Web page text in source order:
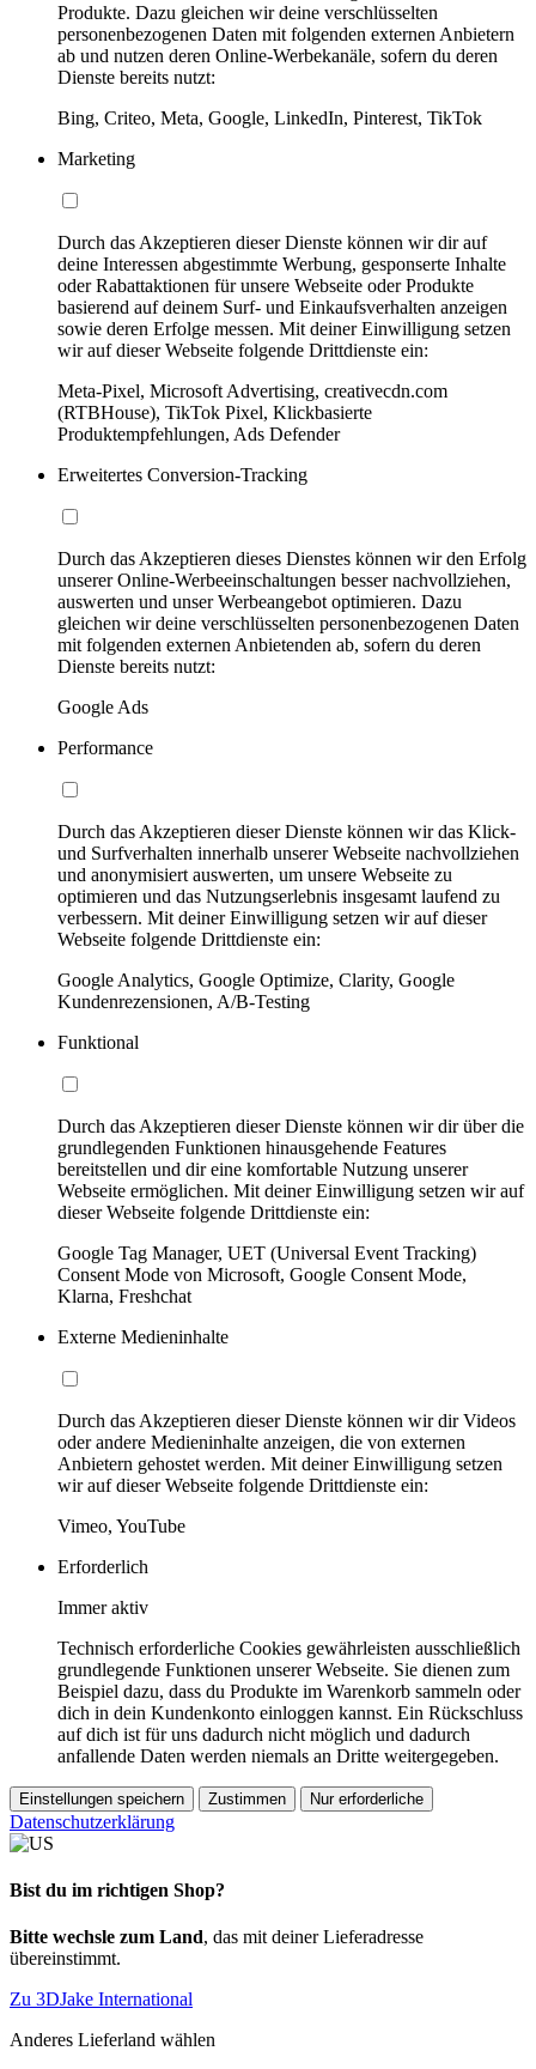
Produkte. Dazu gleichen wir deine verschlüsselten
personenbezogenen Daten mit folgenden externen Anbietern
ab und nutzen deren Online-Werbekanäle, sofern du deren
Dienste bereits nutzt:
Bing, Criteo, Meta, Google, LinkedIn, Pinterest, TikTok
Marketing
Durch das Akzeptieren dieser Dienste können wir dir auf
deine Interessen abgestimmte Werbung, gesponserte Inhalte
oder Rabattaktionen für unsere Webseite oder Produkte
basierend auf deinem Surf- und Einkaufsverhalten anzeigen
sowie deren Erfolge messen. Mit deiner Einwilligung setzen
wir auf dieser Webseite folgende Drittdienste ein:
Meta-Pixel, Microsoft Advertising, creativecdn.com
(RTBHouse), TikTok Pixel, Klickbasierte
Produktempfehlungen, Ads Defender
Erweitertes Conversion-Tracking
Durch das Akzeptieren dieses Dienstes können wir den Erfolg
unserer Online-Werbeeinschaltungen besser nachvollziehen,
auswerten und unser Werbeangebot optimieren. Dazu
gleichen wir deine verschlüsselten personenbezogenen Daten
mit folgenden externen Anbietenden ab, sofern du deren
Dienste bereits nutzt:
Google Ads
Performance
Durch das Akzeptieren dieser Dienste können wir das Klick-
und Surfverhalten innerhalb unserer Webseite nachvollziehen
und anonymisiert auswerten, um unsere Webseite zu
optimieren und das Nutzungserlebnis insgesamt laufend zu
verbessern. Mit deiner Einwilligung setzen wir auf dieser
Webseite folgende Drittdienste ein:
Google Analytics, Google Optimize, Clarity, Google
Kundenrezensionen, A/B-Testing
Funktional
Durch das Akzeptieren dieser Dienste können wir dir über die
grundlegenden Funktionen hinausgehende Features
bereitstellen und dir eine komfortable Nutzung unserer
Webseite ermöglichen. Mit deiner Einwilligung setzen wir auf
dieser Webseite folgende Drittdienste ein:
Google Tag Manager, UET (Universal Event Tracking)
Consent Mode von Microsoft, Google Consent Mode,
Klarna, Freshchat
Externe Medieninhalte
Durch das Akzeptieren dieser Dienste können wir dir Videos
oder andere Medieninhalte anzeigen, die von externen
Anbietern gehostet werden. Mit deiner Einwilligung setzen
wir auf dieser Webseite folgende Drittdienste ein:
Vimeo, YouTube
Erforderlich
Immer aktiv
Technisch erforderliche Cookies gewährleisten ausschließlich
grundlegende Funktionen unserer Webseite. Sie dienen zum
Beispiel dazu, dass du Produkte im Warenkorb sammeln oder
dich in dein Kundenkonto einloggen kannst. Ein Rückschluss
auf dich ist für uns dadurch nicht möglich und dadurch
anfallende Daten werden niemals an Dritte weitergegeben.
Einstellungen speichern Zustimmen Nur erforderliche
Datenschutzerklärung
Bist du im richtigen Shop?
Bitte wechsle zum Land, das mit deiner Lieferadresse
übereinstimmt.
Zu 3DJake International
Anderes Lieferland wählen